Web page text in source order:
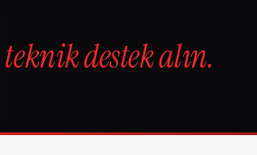
teknik destek alın.